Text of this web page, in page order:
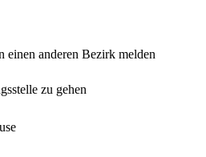
einen anderen Bezirk melden
zu gehen